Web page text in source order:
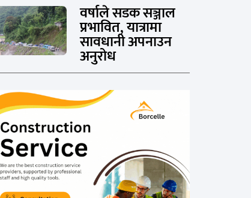
वर्षाले सडक सञ्जाल
प्रभावित, यात्रामा
सावधानी अपनाउन
अनुरोध